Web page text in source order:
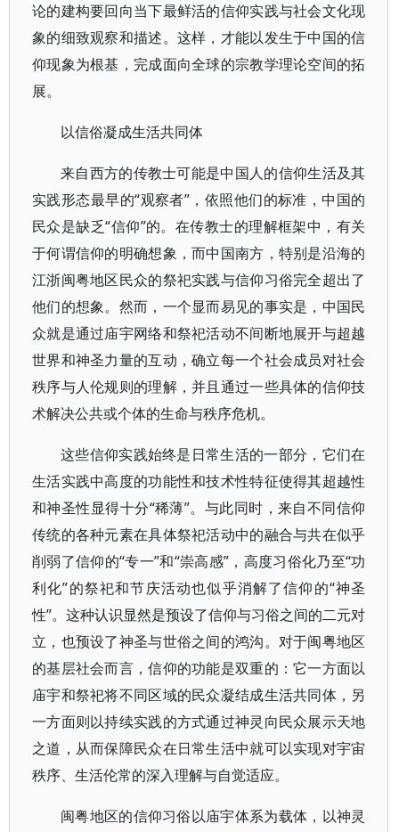
论的建构要回向当下最鲜活的信仰实践与社会文化现
象的细致观察和描述。这样，才能以发生于中国的信
仰现象为根基，完成面向全球的宗教学理论空间的拓
展。
以信俗凝成生活共同体
来自西方的传教士可能是中国人的信仰生活及其
实践形态最早的“观察者”，依照他们的标准，中国的
民众是缺乏“信仰”的。在传教士的理解框架中，有关
于何谓信仰的明确想象，而中国南方，特别是沿海的
江浙闽粤地区民众的祭祀实践与信仰习俗完全超出了
他们的想象。然而，一个显而易见的事实是，中国民
众就是通过庙宇网络和祭祀活动不间断地展开与超越
世界和神圣力量的互动，确立每一个社会成员对社会
秩序与人伦规则的理解，并且通过一些具体的信仰技
术解决公共或个体的生命与秩序危机。
这些信仰实践始终是日常生活的一部分，它们在
生活实践中高度的功能性和技术性特征使得其超越性
和神圣性显得十分“稀薄”。与此同时，来自不同信仰
传统的各种元素在具体祭祀活动中的融合与共在似乎
削弱了信仰的“专一”和“崇高感”，高度习俗化乃至“功
利化”的祭祀和节庆活动也似乎消解了信仰的“神圣
性”。这种认识显然是预设了信仰与习俗之间的二元对
立，也预设了神圣与世俗之间的鸿沟。对于闽粤地区
的基层社会而言，信仰的功能是双重的：它一方面以
庙宇和祭祀将不同区域的民众凝结成生活共同体，另
一方面则以持续实践的方式通过神灵向民众展示天地
之道，从而保障民众在日常生活中就可以实现对宇宙
秩序、生活伦常的深入理解与自觉适应。
闽粤地区的信仰习俗以庙宇体系为载体，以神灵